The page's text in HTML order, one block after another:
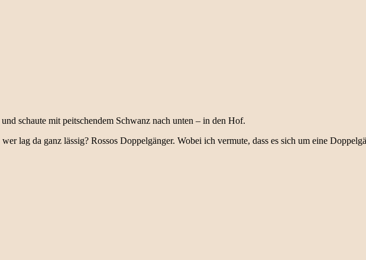
schaute mit peitschendem Schwanz nach unten – in den Hof.
lag da ganz lässig? Rossos Doppelgänger. Wobei ich vermute, dass es sich um eine